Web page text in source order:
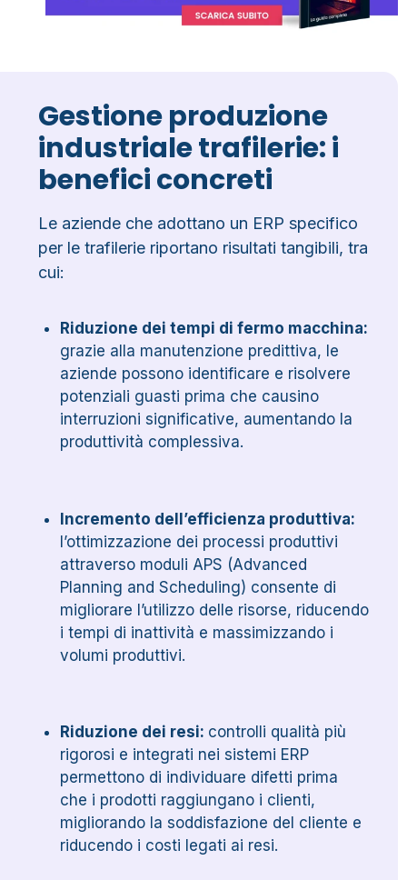
Gestione produzione
industriale trafilerie: i
benefici concreti
Le aziende che adottano un ERP specifico
per le trafilerie riportano risultati tangibili, tra
cui:
Riduzione dei tempi di fermo macchina:
grazie alla manutenzione predittiva, le
aziende possono identificare e risolvere
potenziali guasti prima che causino
interruzioni significative, aumentando la
produttività complessiva.
Incremento dell’efficienza produttiva:
l’ottimizzazione dei processi produttivi
attraverso moduli APS (Advanced
Planning and Scheduling) consente di
migliorare l’utilizzo delle risorse, riducendo
i tempi di inattività e massimizzando i
volumi produttivi.
Riduzione dei resi: controlli qualità più
rigorosi e integrati nei sistemi ERP
permettono di individuare difetti prima
che i prodotti raggiungano i clienti,
migliorando la soddisfazione del cliente e
riducendo i costi legati ai resi.